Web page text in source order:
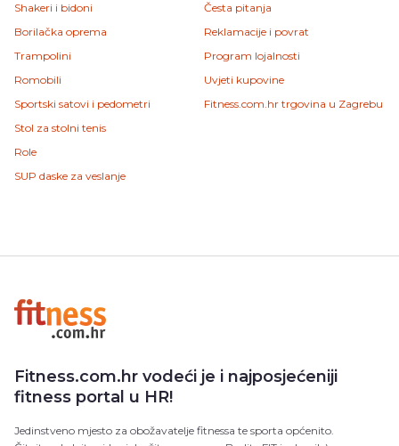
Shakeri i bidoni
Borilačka oprema
Trampolini
Romobili
Sportski satovi i pedometri
Stol za stolni tenis
Role
SUP daske za veslanje
Česta pitanja
Reklamacije i povrat
Program lojalnosti
Uvjeti kupovine
Fitness.com.hr trgovina u Zagrebu
Fitness.com.hr vodeći je i najposjećeniji
fitness portal u HR!
Jedinstveno mjesto za obožavatelje fitnessa te sporta općenito.